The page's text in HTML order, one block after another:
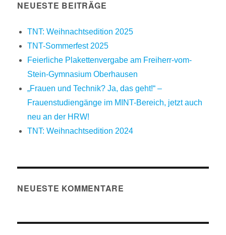
NEUESTE BEITRÄGE
TNT: Weihnachtsedition 2025
TNT-Sommerfest 2025
Feierliche Plakettenvergabe am Freiherr-vom-
Stein-Gymnasium Oberhausen
„Frauen und Technik? Ja, das geht!“ –
Frauenstudiengänge im MINT-Bereich, jetzt auch
neu an der HRW!
TNT: Weihnachtsedition 2024
NEUESTE KOMMENTARE